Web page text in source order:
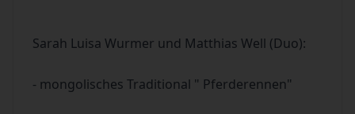
Sarah Luisa Wurmer und Matthias Well (Duo):
- mongolisches Traditional " Pferderennen"